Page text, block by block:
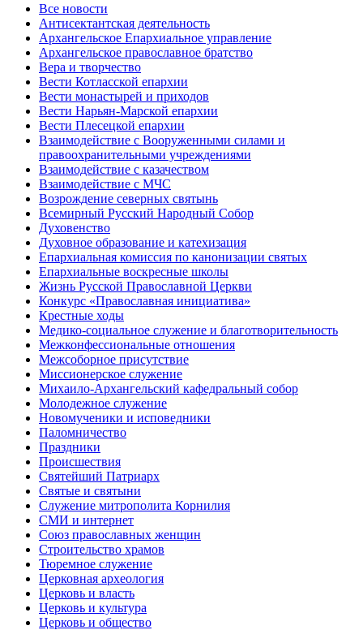
Все новости
Антисектантская деятельность
Архангельское Епархиальное управление
Архангельское православное братство
Вера и творчество
Вести Котласской епархии
Вести монастырей и приходов
Вести Нарьян-Марской епархии
Вести Плесецкой епархии
Взаимодействие с Вооруженными силами и
правоохранительными учреждениями
Взаимодействие с казачеством
Взаимодействие с МЧС
Возрождение северных святынь
Всемирный Русский Народный Собор
Духовенство
Духовное образование и катехизация
Епархиальная комиссия по канонизации святых
Епархиальные воскресные школы
Жизнь Русской Православной Церкви
Конкурс «Православная инициатива»
Крестные ходы
Медико-социальное служение и благотворительность
Межконфессиональные отношения
Межсоборное присутствие
Миссионерское служение
Михаило-Архангельский кафедральный собор
Молодежное служение
Новомученики и исповедники
Паломничество
Праздники
Происшествия
Святейший Патриарх
Святые и святыни
Служение митрополита Корнилия
СМИ и интернет
Союз православных женщин
Строительство храмов
Тюремное служение
Церковная археология
Церковь и власть
Церковь и культура
Церковь и общество